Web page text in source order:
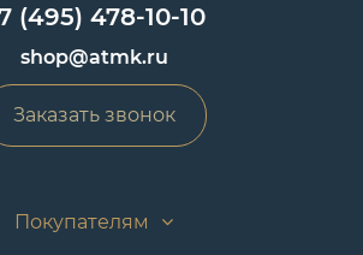
(495) 478-10-10
shop@atmk.ru
Заказать звонок
Покупателям